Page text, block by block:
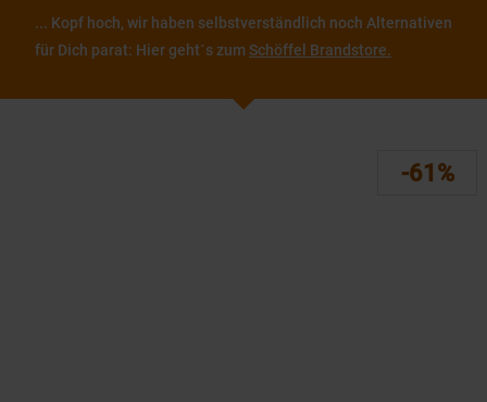
... Kopf hoch, wir haben selbstverständlich noch Alternativen
für Dich parat: Hier geht´s zum Schöffel Brandstore.
-61%